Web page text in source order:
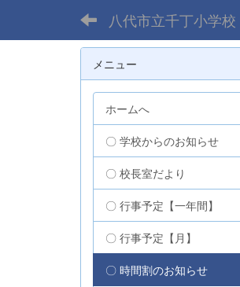
八代市立千丁小学校
メニュー
ホームへ
〇 学校からのお知らせ
〇 校長室だより
〇 行事予定【一年間】
〇 行事予定【月】
〇 時間割のお知らせ